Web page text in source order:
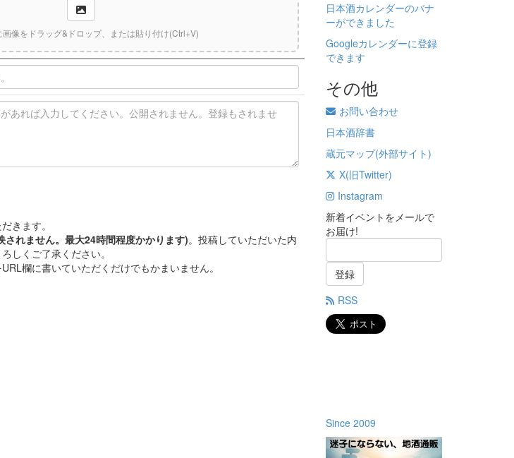
画像をドラッグ&ドロップ、または貼り付け(Ctrl+V)
きます。
されません。最大24時間程度かかります)。投稿していただいた内
しくご了承ください。
欄に書いていただくだけでもかまいません。
日本酒カレンダーのバナ
ーができました
Googleカレンダーに登録
できます
その他
お問い合わせ
日本酒辞書
蔵元マップ(外部サイト)
X(旧Twitter)
Instagram
新着イベントをメールで
お届け!
登録
RSS
Since 2009